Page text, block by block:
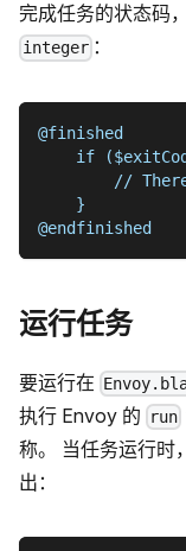
完成任务的状态码
integer ：
@finished
if
//
    }
@endfinished
运行任务
要运行在
执行 Envoy 的
run
称。 当任务运行时
出：